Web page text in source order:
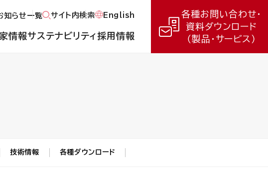
知らせ一覧 サイト内検索 English
情報サステナビリティ採用情報
各種お問い合わせ・
資料ダウンロード
（製品・サービス）
技術情報 各種ダウンロード